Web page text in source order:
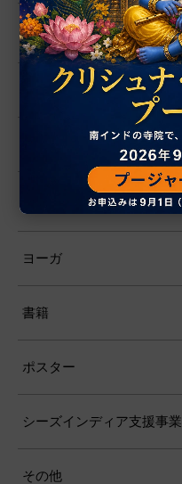
お香
プージャー用品
プージャー・サービス
ファブリック
ヨーガ
書籍
ポスター
シーズインディア支援事業
その他